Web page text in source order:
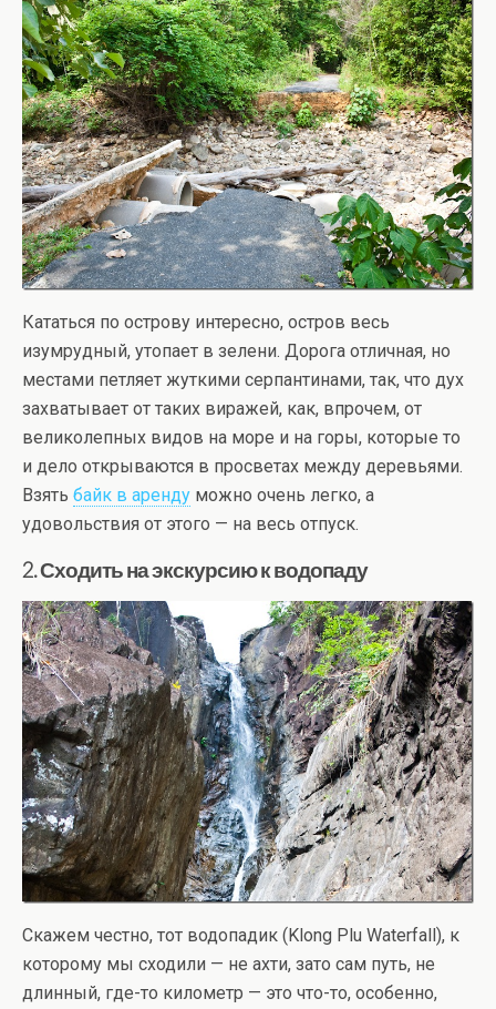
Кататься по острову интересно, остров весь
изумрудный, утопает в зелени. Дорога отличная, но
местами петляет жуткими серпантинами, так, что дух
захватывает от таких виражей, как, впрочем, от
великолепных видов на море и на горы, которые то
и дело открываются в просветах между деревьями.
Взять байк в аренду можно очень легко, а
удовольствия от этого — на весь отпуск.
2. Сходить на экскурсию к водопаду
Скажем честно, тот водопадик (Klong Plu Waterfall), к
которому мы сходили — не ахти, зато сам путь, не
длинный, где-то километр — это что-то, особенно,